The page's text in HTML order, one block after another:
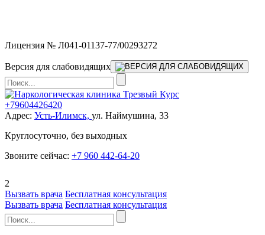
Лицензия № Л041-01137-77/00293272
Версия для слабовидящих
+79604426420
Адрес: Усть-Илимск, ул. Наймушина, 33
Круглосуточно, без выходных
Звоните сейчас: +7 960 442-64-20
2
Вызвать врача Бесплатная консультация
Вызвать врача Бесплатная консультация